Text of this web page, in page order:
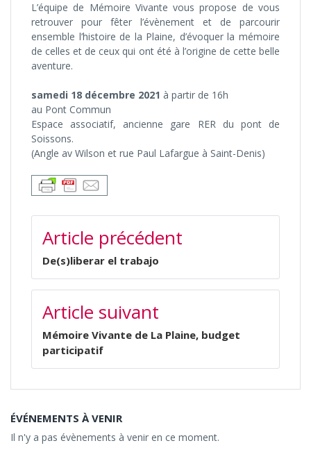
L’équipe de Mémoire Vivante vous propose de vous
retrouver pour fêter l’évènement et de parcourir
ensemble l’histoire de la Plaine, d’évoquer la mémoire
de celles et de ceux qui ont été à l’origine de cette belle
aventure.
samedi 18 décembre 2021 à partir de 16h
au Pont Commun
Espace associatif, ancienne gare RER du pont de
Soissons.
(Angle av Wilson et rue Paul Lafargue à Saint-Denis)
NAVIGATION
DE
L’ARTICLE
Article précédent
De(s)liberar el trabajo
Article suivant
Mémoire Vivante de La Plaine, budget
participatif
ÉVÉNEMENTS À VENIR
Il n'y a pas évènements à venir en ce moment.